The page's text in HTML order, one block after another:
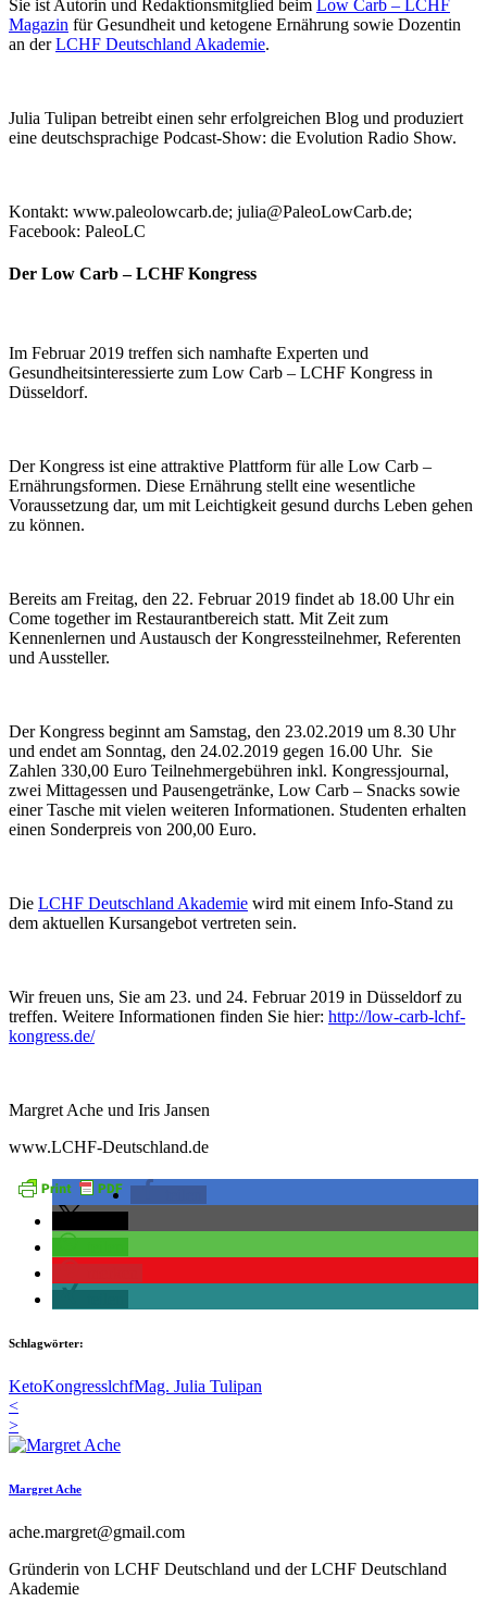
Sie ist Autorin und Redaktionsmitglied beim
Low Carb – LCHF
Magazin für Gesundheit und ketogene Ernährung sowie Dozentin
an derLCHF Deutschland Akademie.
Julia Tulipan betreibt einen sehr erfolgreichen Blog und produziert
eine deutschsprachige Podcast-Show: die Evolution Radio Show.
Kontakt: www.paleolowcarb.de; julia@PaleoLowCarb.de;
Facebook: PaleoLC
Der Low Carb – LCHF Kongress
Im Februar 2019 treffen sich namhafte Experten und
Gesundheitsinteressierte zum Low Carb – LCHF Kongress in
Düsseldorf.
Der Kongress ist eine attraktive Plattform für alle Low Carb –
Ernährungsformen. Diese Ernährung stellt eine wesentliche
Voraussetzung dar, um mit Leichtigkeit gesund durchs Leben gehen
zu können.
Bereits am Freitag, den 22. Februar 2019 findet ab 18.00 Uhr ein
Come together im Restaurantbereich statt. Mit Zeit zum
Kennenlernen und Austausch der Kongressteilnehmer, Referenten
und Aussteller.
Der Kongress beginnt am Samstag, den 23.02.2019 um 8.30 Uhr
und endet am Sonntag, den 24.02.2019 gegen 16.00 Uhr. Sie
Zahlen 330,00 Euro Teilnehmergebühren inkl. Kongressjournal,
zwei Mittagessen und Pausengetränke, Low Carb – Snacks sowie
einer Tasche mit vielen weiteren Informationen. Studenten erhalten
einen Sonderpreis von 200,00 Euro.
Die LCHF Deutschland Akademie wird mit einem Info-Stand zu
dem aktuellen Kursangebot vertreten sein.
Wir freuen uns, Sie am 23. und 24. Februar 2019 in Düsseldorf zu
treffen. Weitere Informationen finden Sie hier: http://low-carb-lchf-
kongress.de/
Margret Ache und Iris Jansen
www.LCHF-Deutschland.de
Schlagwörter:
KetoKongresslchfMag. Julia Tulipan
<
>
Margret Ache
ache.margret@gmail.com
Gründerin von LCHF Deutschland und der LCHF Deutschland
Akademie